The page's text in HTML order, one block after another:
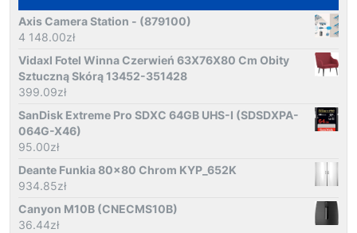
Axis Camera Station - (879100)
4 148.00zł
Vidaxl Fotel Winna Czerwień 63X76X80 Cm Obity
Sztuczną Skórą 13452-351428
399.09zł
SanDisk Extreme Pro SDXC 64GB UHS-I (SDSDXPA-
064G-X46)
95.00zł
Deante Funkia 80x80 Chrom KYP_652K
934.85zł
Canyon M10B (CNECMS10B)
36.44zł